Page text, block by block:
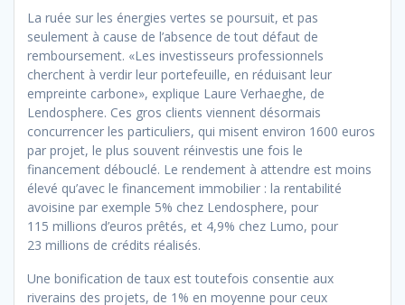
La ruée sur les énergies vertes se poursuit, et pas
seulement à cause de l’absence de tout défaut de
remboursement. «Les investisseurs professionnels
cherchent à verdir leur portefeuille, en réduisant leur
empreinte carbone», explique Laure Verhaeghe, de
Lendosphere. Ces gros clients viennent désormais
concurrencer les particuliers, qui misent environ 1600 euros
par projet, le plus souvent réinvestis une fois le
financement débouclé. Le rendement à attendre est moins
élevé qu’avec le financement immobilier : la rentabilité
avoisine par exemple 5% chez Lendosphere, pour
115 millions d’euros prêtés, et 4,9% chez Lumo, pour
23 millions de crédits réalisés.
Une bonification de taux est toutefois consentie aux
riverains des projets, de 1% en moyenne pour ceux